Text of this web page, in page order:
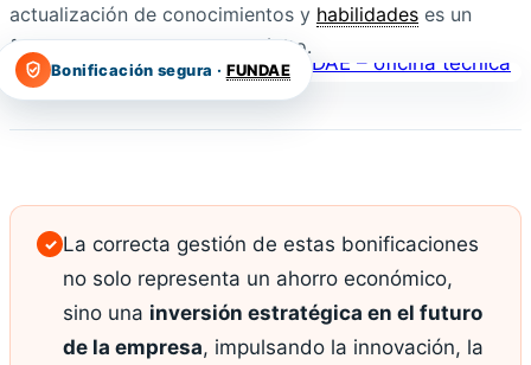
actualización de conocimientos y habilidades es un
factor determinante para el éxito.
Bonificación segura · FUNDAE
✓ La correcta gestión de estas bonificaciones
no solo representa un ahorro económico,
sino una inversión estratégica en el futuro
de la empresa, impulsando la innovación, la